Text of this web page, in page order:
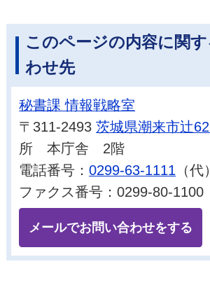
このページの内容に関
わせ先
秘書課 情報戦略室
〒311-2493茨城県潮来市辻
所 本庁舎 2階
電話番号：0299-63-1111 （代）
ファクス番号：0299-80-1100
メールでお問い合わせをする